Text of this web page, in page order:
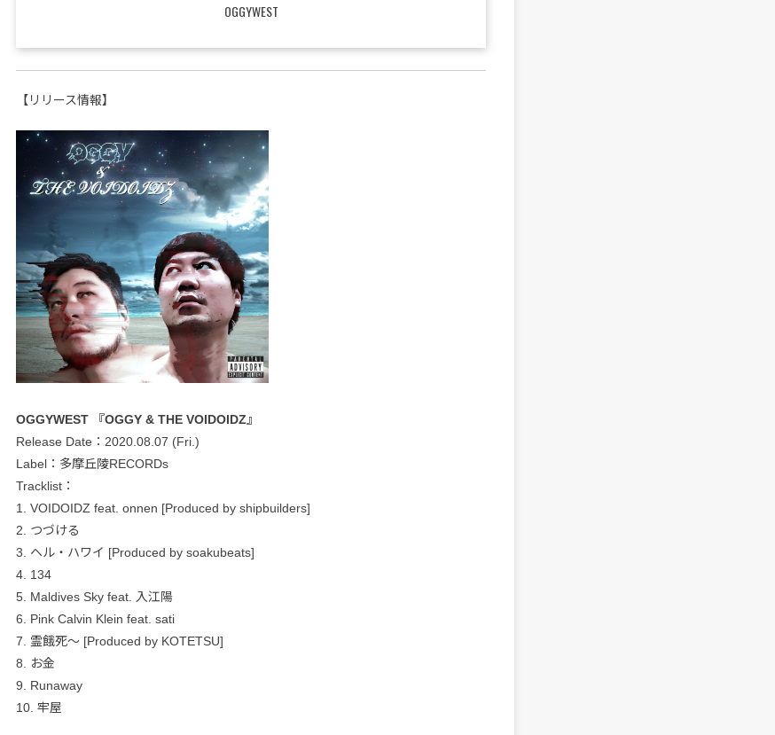
OGGYWEST
【リリース情報】
OGGYWEST 『OGGY & THE VOIDOIDZ』
Release Date：2020.08.07 (Fri.)
Label：多摩丘陵RECORDs
Tracklist：
1. VOIDOIDZ feat. onnen [Produced by shipbuilders]
2. つづける
3. ヘル・ハワイ [Produced by soakubeats]
4. 134
5. Maldives Sky feat. 入江陽
6. Pink Calvin Klein feat. sati
7. 霊餓死～ [Produced by KOTETSU]
8. お金
9. Runaway
10. 牢屋